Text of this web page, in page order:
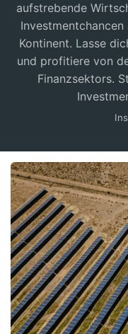
aufstrebende
Kontinent. Lasse
und profitiere von
Finanzsektors.